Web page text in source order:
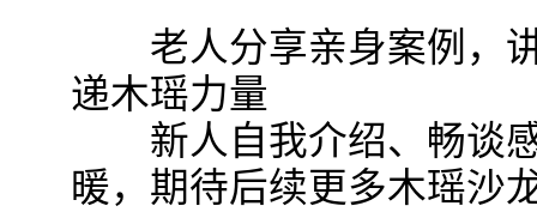
老人分享亲身案例，讲
递木瑶力量
新人自我介绍、畅谈感
暖，期待后续更多木瑶沙